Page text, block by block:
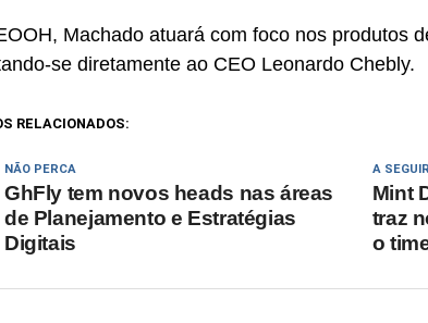
Machado atuará com foco nos produtos
se diretamente ao CEO Leonardo Chebly.
RELACIONADOS:
A SEGUIR
Mint
traz
o
NÃO PERCA
GhFly tem novos heads nas áreas
de Planejamento e Estratégias
Digitais